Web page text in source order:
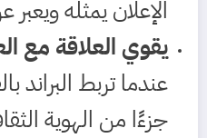
الإعلان يمثله
يقوي العلاقة مع
عندما تربط البراند
جزءًا من الهوية